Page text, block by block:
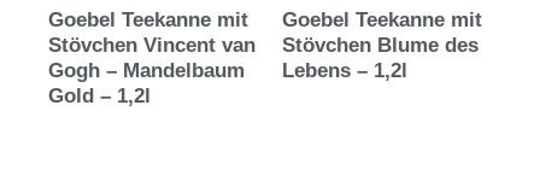
Goebel Teekanne mit
Stövchen Vincent van
Gogh – Mandelbaum
Gold – 1,2l
Goebel Teekanne mit
Stövchen Blume des
Lebens – 1,2l